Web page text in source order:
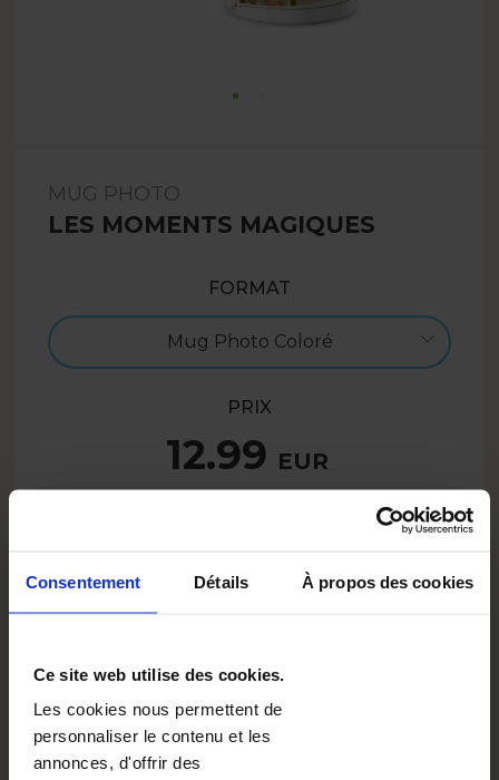
Consentement Détails À propos des cookies
Ce site web utilise des cookies.
Les cookies nous permettent de
personnaliser le contenu et les
annonces, d'offrir des
MUG PHOTO
LES MOMENTS MAGIQUES
FORMAT
Mug Photo Coloré
PRIX
12.99 EUR
Avec le code : SUMMER26BE
DESCRIPTION